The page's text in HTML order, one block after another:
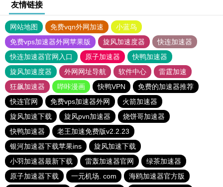
友情链接
网站地图 免费vqn外网加速
小蓝鸟
免费vps加速器外网苹果版
旋风加速度器
快连加速器
快连加速器官网入口
原子加速器
快鸭加速器
旋风加速度器
外网网址导航 软件中心
雷霆加速
狂飙加速器
哔咔漫画 快鸭VPN
免费的加速器推荐
快连官网
免费vps加速器外网
火箭加速器
旋风加速下载
旋风pvn加速器
烧饼哥加速器
快鸭加速器
老王加速免费版v2.2.23
银河加速器下载苹果ins
旋风加速下载
小羽加速器最新下载
雷轰加速器官网
绿茶加速器
原子加速器下载
一元机场. com 海鸥加速器官方版